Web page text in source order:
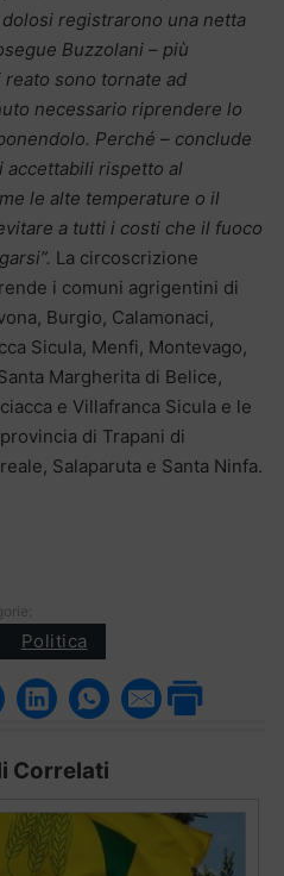
registrarono una netta
Buzzolani – più
sono tornate ad
necessario riprendere lo
Perché – conclude
accettabili rispetto al
le alte temperature o il
a tutti i costi che il fuoco
La circoscrizione
i comuni agrigentini di
Burgio, Calamonaci,
Sicula, Menfi, Montevago,
Margherita di Belice,
e Villafranca Sicula e le
di Trapani di
Salaparuta e Santa Ninfa.
Politica
Correlati